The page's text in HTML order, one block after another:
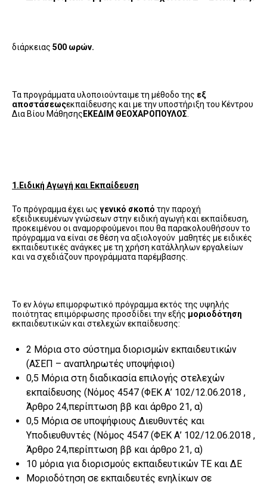
διάρκειας 500 ωρών.
Τα προγράμματα υλοποιούνταιμε τη μέθοδο της εξ
αποστάσεωςεκπαίδευσης και με την υποστήριξη του Κέντρου
Δια Βίου Μάθησης ΕΚΕΔΙΜ ΘΕΟΧΑΡΟΠΟΥΛΟΣ
1.Ειδική Αγωγή και Εκπαίδευση
Το πρόγραμμα έχει ως γενικό σκοπό την παροχή
εξειδικευμένων γνώσεων στην ειδική αγωγή και εκπαίδευση,
προκειμένου οι αναμορφούμενοι που θα παρακολουθήσουν το
πρόγραμμα να είναι σε θέση να αξιολογούν μαθητές με ειδικές
εκπαιδευτικές ανάγκες με τη χρήση κατάλληλων εργαλείων
και να σχεδιάζουν προγράμματα παρέμβασης.
Το εν λόγω επιμορφωτικό πρόγραμμα εκτός της υψηλής
ποιότητας επιμόρφωσης προσδίδει την εξής μοριοδότηση
εκπαιδευτικών και στελεχών εκπαίδευσης:
2 Μόρια στο σύστημα διορισμών εκπαιδευτικών
(ΑΣΕΠ – αναπληρωτές υποψήφιοι)
0,5 Μόρια στη διαδικασία επιλογής στελεχών
εκπαίδευσης (Nόμος 4547 (ΦΕΚ Α’ 102/12.06.2018 ,
Άρθρο 24,περίπτωση ββ και άρθρο 21, α)
0,5 Μόρια σε υποψήφιους Διευθυντές και
Υποδιευθυντές (Nόμος 4547 (ΦΕΚ Α’ 102/12.06.2018 ,
Άρθρο 24,περίπτωση ββ και άρθρο 21, α)
10 μόρια για διορισμούς εκπαιδευτικών ΤΕ και ΔΕ
Μοριοδότηση σε εκπαιδευτές ενηλίκων σε